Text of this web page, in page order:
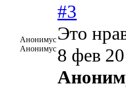
Анонимус
Анонимус
#3
Это
8 фев